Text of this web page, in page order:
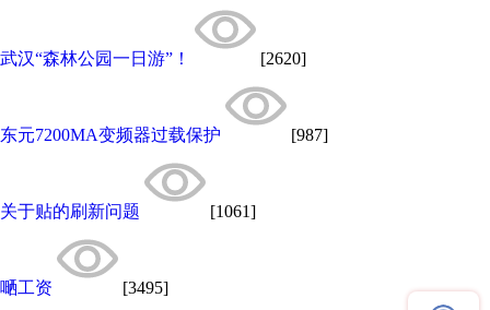
武汉“森林公园一日游”！ [2620]
东元7200MA变频器过载保护 [987]
关于贴的刷新问题 [1061]
嗮工资 [3495]